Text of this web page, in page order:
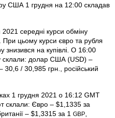
США 1 грудня на 12:00 складав
середні курси обміну
цьому курси євро та рубля
знизився на купівлі. О 16:00
склали: долар США (USD) –
/ 30,985 грн., російський
1 грудня 2021 о 16:12 GMT
склали: Євро – $1,1335 за
– $1,3315 за 1 GBP